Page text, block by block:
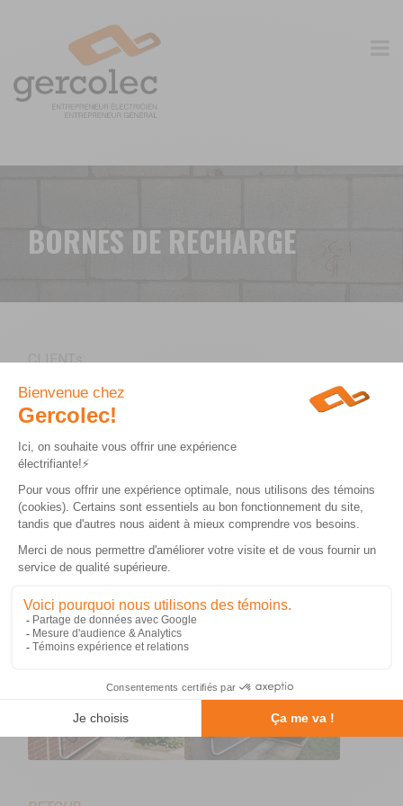
BORNES DE RECHARGE
CLIENTs:
Privés
Installation de bornes de recharge résidentielles.